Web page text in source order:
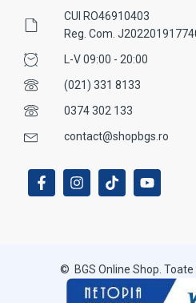
CUI RO46910403
Reg. Com.
L-V 09:00 - 20:00
(021) 331 8133
0374 302 133
contact@shopbgs.ro
© BGS Online Shop.